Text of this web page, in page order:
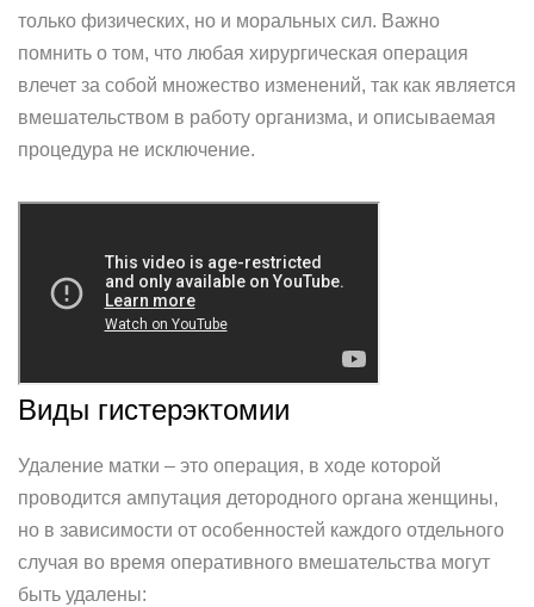
только физических, но и моральных сил. Важно
помнить о том, что любая хирургическая операция
влечет за собой множество изменений, так как является
вмешательством в работу организма, и описываемая
процедура не исключение.
Виды гистерэктомии
Удаление матки – это операция, в ходе которой
проводится ампутация детородного органа женщины,
но в зависимости от особенностей каждого отдельного
случая во время оперативного вмешательства могут
быть удалены: